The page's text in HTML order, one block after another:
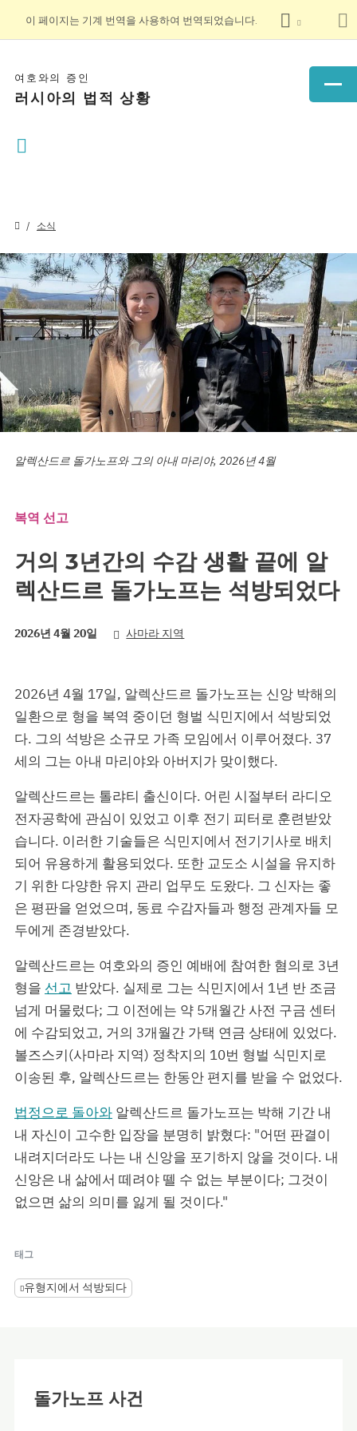
이 페이지는 기계 번역을 사용하여 번역되었습니다.
여호와의 증인
러시아의 법적 상황
소식
알렉산드르 돌가노프와 그의 아내 마리야, 2026년 4월
복역 선고
거의 3년간의 수감 생활 끝에 알
렉산드르 돌가노프는 석방되었다
2026년 4월 20일 사마라 지역
2026년 4월 17일, 알렉산드르 돌가노프는 신앙 박해의
일환으로 형을 복역 중이던 형벌 식민지에서 석방되었
다. 그의 석방은 소규모 가족 모임에서 이루어졌다. 37
세의 그는 아내 마리야와 아버지가 맞이했다.
알렉산드르는 톨랴티 출신이다. 어린 시절부터 라디오
전자공학에 관심이 있었고 이후 전기 피터로 훈련받았
습니다. 이러한 기술들은 식민지에서 전기기사로 배치
되어 유용하게 활용되었다. 또한 교도소 시설을 유지하
기 위한 다양한 유지 관리 업무도 도왔다. 그 신자는 좋
은 평판을 얻었으며, 동료 수감자들과 행정 관계자들 모
두에게 존경받았다.
알렉산드르는 여호와의 증인 예배에 참여한 혐의로 3년
형을 선고 받았다. 실제로 그는 식민지에서 1년 반 조금
넘게 머물렀다; 그 이전에는 약 5개월간 사전 구금 센터
에 수감되었고, 거의 3개월간 가택 연금 상태에 있었다.
볼즈스키(사마라 지역) 정착지의 10번 형벌 식민지로
이송된 후, 알렉산드르는 한동안 편지를 받을 수 없었다.
법정으로 돌아와 알렉산드르 돌가노프는 박해 기간 내
내 자신이 고수한 입장을 분명히 밝혔다: "어떤 판결이
내려지더라도 나는 내 신앙을 포기하지 않을 것이다. 내
신앙은 내 삶에서 떼려야 뗄 수 없는 부분이다; 그것이
없으면 삶의 의미를 잃게 될 것이다."
태그
유형지에서 석방되다
돌가노프 사건